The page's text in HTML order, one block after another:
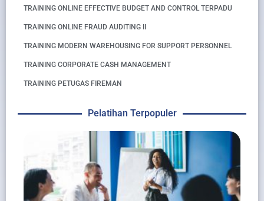
TRAINING ONLINE EFFECTIVE BUDGET AND CONTROL TERPADU
TRAINING ONLINE FRAUD AUDITING II
TRAINING MODERN WAREHOUSING FOR SUPPORT PERSONNEL
TRAINING CORPORATE CASH MANAGEMENT
TRAINING PETUGAS FIREMAN
Pelatihan Terpopuler